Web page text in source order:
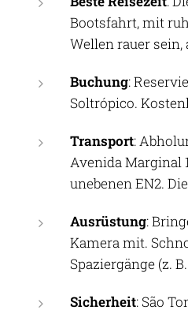
Bootsfahrt, mit
Wellen rauer sein,
Buchung:
Soltrópico.
Transport:
Avenida Marginal
unebenen EN2.
Ausrüstung:
Kamera mit.
Spaziergänge (z.
Sicherheit: São